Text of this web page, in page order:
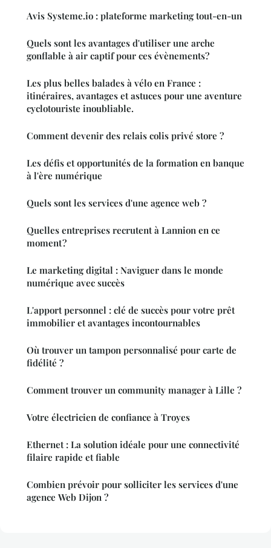
Avis Systeme.io : plateforme marketing tout-en-un
Quels sont les avantages d'utiliser une arche
gonflable à air captif pour ces évènements?
Les plus belles balades à vélo en France :
itinéraires, avantages et astuces pour une aventure
cyclotouriste inoubliable.
Comment devenir des relais colis privé store ?
Les défis et opportunités de la formation en banque
à l'ère numérique
Quels sont les services d'une agence web ?
Quelles entreprises recrutent à Lannion en ce
moment ?
Le marketing digital : Naviguer dans le monde
numérique avec succès
L'apport personnel : clé de succès pour votre prêt
immobilier et avantages incontournables
Où trouver un tampon personnalisé pour carte de
fidélité ?
Comment trouver un community manager à Lille ?
Votre électricien de confiance à Troyes
Ethernet : La solution idéale pour une connectivité
filaire rapide et fiable
Combien prévoir pour solliciter les services d'une
agence Web Dijon ?